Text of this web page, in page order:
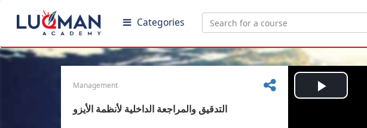
Categories
Management
التدقيق والمراجعة الداخلية لأنظمة الأيزو
Play